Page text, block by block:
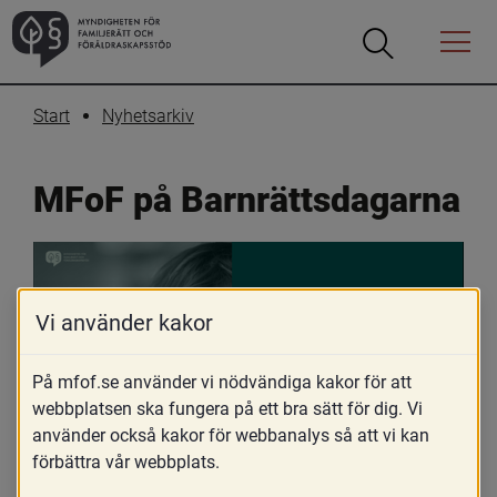
Öppna
Öppna
Menyn
Start Nyhetsarkiv
MFoF på Barnrättsdagarna
Vi använder kakor
På mfof.se använder vi nödvändiga kakor för att
webbplatsen ska fungera på ett bra sätt för dig. Vi
använder också kakor för webbanalys så att vi kan
förbättra vår webbplats.